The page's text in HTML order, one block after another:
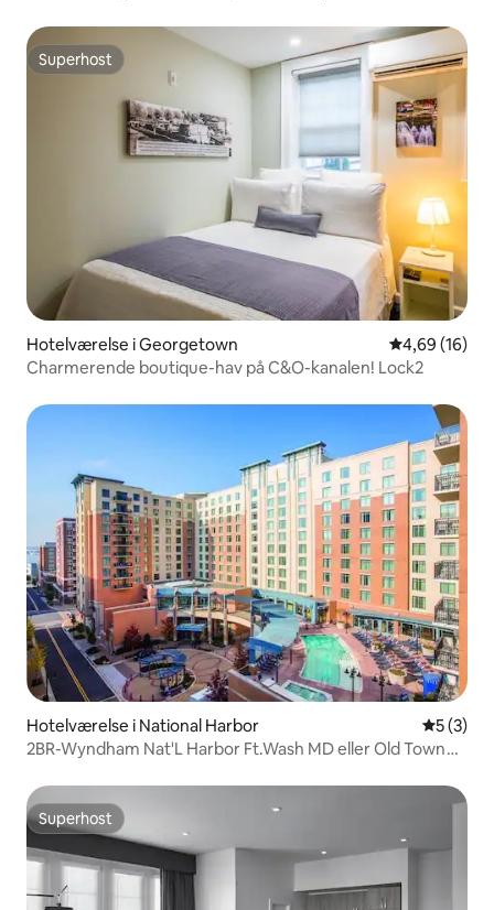
Superhost
Superhost
Hotelværelse i Georgetown 4,69 ud af 5 i
4,69 (16)
Charmerende boutique-hav på C&O-kanalen! Lock2
Hotelværelse i National Harbor 5 ud af 5
5 (3)
2BR-Wyndham Nat'L Harbor Ft.Wash MD eller Old Town
Superhost
Superhost